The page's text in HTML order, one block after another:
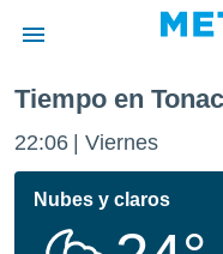
de
ha sido
Tiempo en
22:06 Viernes
Nubes y claros